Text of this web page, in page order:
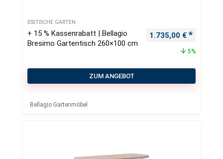
ESSTISCHE GARTEN
+ 15 % Kassenrabatt | Bellagio
Bresimo Gartentisch 260×100 cm
Ursprünglicher
1.735,00 €
5%
ZUM ANGEBOT
Bellagio Gartenmöbel